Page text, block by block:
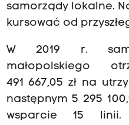
samorządy lokalne.
kursować od
W 2019 r.
małopolskiego
491 667,05 zł na
następnym 5 295
wsparcie 15